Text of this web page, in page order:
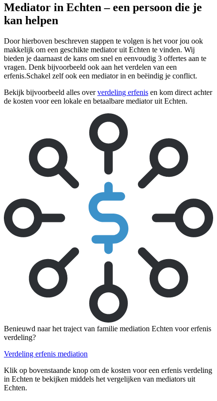
Mediator in Echten – een persoon die je
kan helpen
Door hierboven beschreven stappen te volgen is het voor jou ook
makkelijk om een geschikte mediator uit Echten te vinden. Wij
bieden je daarnaast de kans om snel en eenvoudig 3 offertes aan te
vragen. Denk bijvoorbeeld ook aan het verdelen van een
erfenis.Schakel zelf ook een mediator in en beëindig je conflict.
Bekijk bijvoorbeeld alles oververdeling erfenis en kom direct achter
de kosten voor een lokale en betaalbare mediator uit Echten.
Benieuwd naar het traject van familie mediation Echten voor erfenis
verdeling?
Verdeling erfenis mediation
Klik op bovenstaande knop om de kosten voor een erfenis verdeling
in Echten te bekijken middels het vergelijken van mediators uit
Echten.